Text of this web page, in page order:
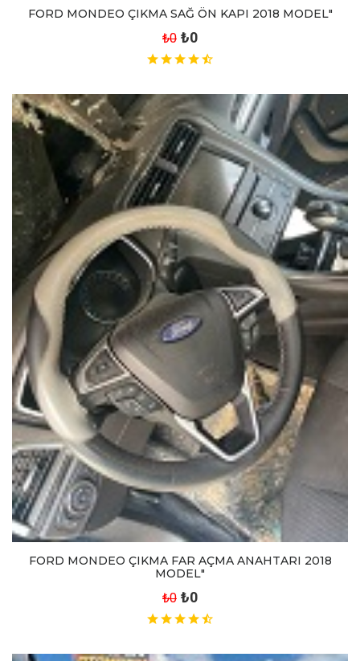
FORD MONDEO ÇIKMA SAĞ ÖN KAPI 2018 MODEL"
₺0 ₺0
FORD MONDEO ÇIKMA FAR AÇMA ANAHTARI 2018
MODEL"
₺0 ₺0